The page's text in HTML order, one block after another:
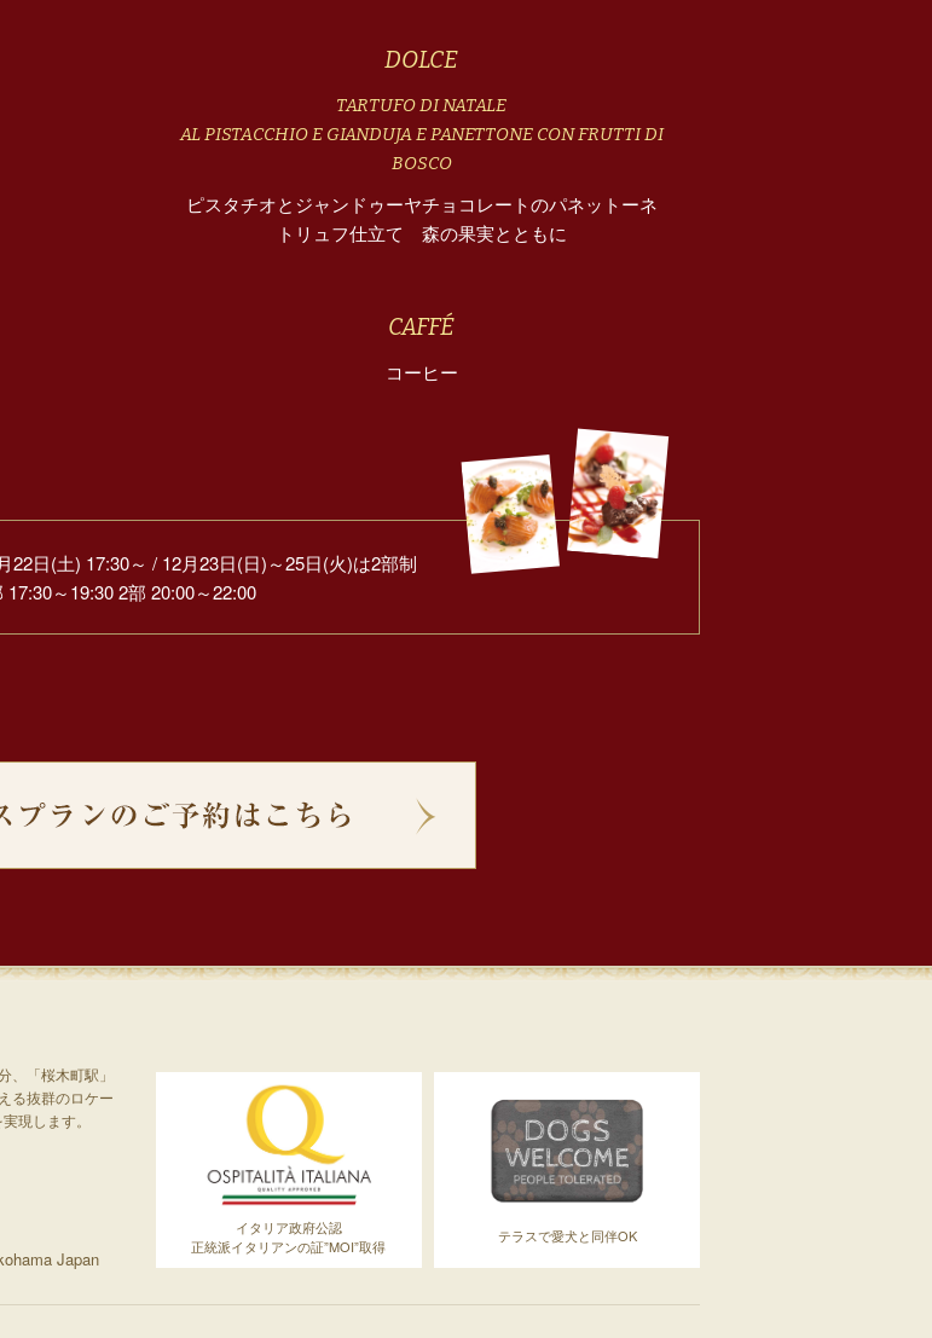
DOLCE
TARTUFO DI NATALE
AL PISTACCHIO E GIANDUJA E PANETTONE CON FRUTTI DI
BOSCO
ピスタチオとジャンドゥーヤチョコレートのパネットーネ
トリュフ仕立て 森の果実とともに
CAFFÉ
コーヒー
22日(土) 17:30～ / 12月23日(日)～25日(火)は2部制
17:30～19:30 2部 20:00～22:00
「桜木町駅」
る抜群のロケー
現します。
Japan
イタリア政府公認
正統派イタリアンの証”MOI”取得
テラスで愛犬と同伴OK